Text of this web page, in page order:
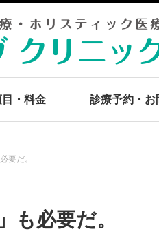
・料金 診療予約・お
要だ。
も必要だ。